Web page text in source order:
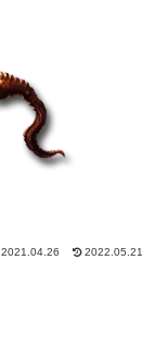
2021.04.26 2022.05.21